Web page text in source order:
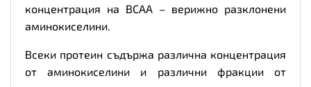
концентрация на BCAA – верижно разклонени
аминокиселини.
Всеки протеин съдържа различна концентрация
от аминокиселини и различни фракции от